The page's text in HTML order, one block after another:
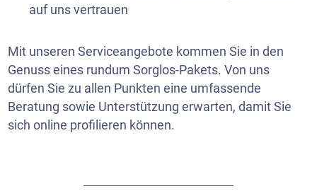
auf uns vertrauen
Mit unseren Serviceangebote kommen Sie in den
Genuss eines rundum Sorglos-Pakets. Von uns
dürfen Sie zu allen Punkten eine umfassende
Beratung sowie Unterstützung erwarten, damit Sie
sich online profilieren können.